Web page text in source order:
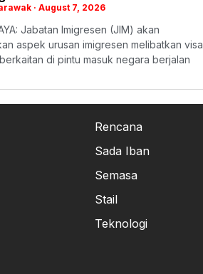
August 7, 2026
Jabatan Imigresen (JIM) akan
aspek urusan imigresen melibatkan visa
di pintu masuk negara berjalan
Rencana
Sada Iban
Semasa
Stail
Teknologi